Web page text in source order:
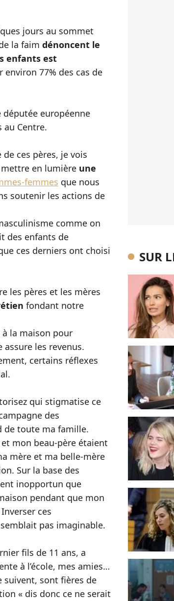
jours au sommet
la faim dénoncent le
enfants est
environ 77% des cas de
européenne
au Centre.
ces pères, je vois
en lumière une
femmes que nous
soutenir les actions de
comme on
des enfants de
ces derniers ont choisi
les pères et les mères
fondant notre
la maison pour
assure les revenus.
certains réflexes
qui stigmatise ce
des
de toute ma famille.
mon beau-père étaient
mère et ma belle-mère
Sur la base des
inopportun que
pendant que mon
ces
pas imaginable.
fils de 11 ans, a
à l’école, mes amies…
suivent, sont fières de
« dis donc ce ne serait
SUR